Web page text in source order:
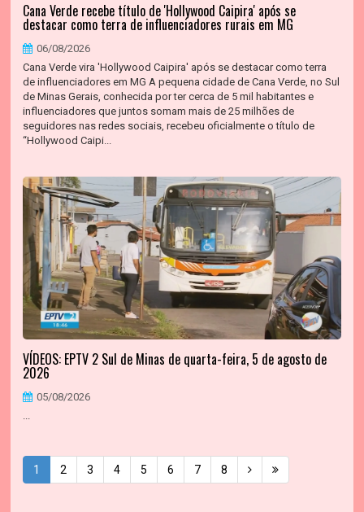
Cana Verde recebe título de 'Hollywood Caipira' após se
destacar como terra de influenciadores rurais em MG
06/08/2026
Cana Verde vira 'Hollywood Caipira' após se destacar como terra
de influenciadores em MG A pequena cidade de Cana Verde, no Sul
de Minas Gerais, conhecida por ter cerca de 5 mil habitantes e
influenciadores que juntos somam mais de 25 milhões de
seguidores nas redes sociais, recebeu oficialmente o título de
“Hollywood Caipi...
VÍDEOS: EPTV 2 Sul de Minas de quarta-feira, 5 de agosto de
2026
05/08/2026
...
1 2 3 4 5 6 7 8